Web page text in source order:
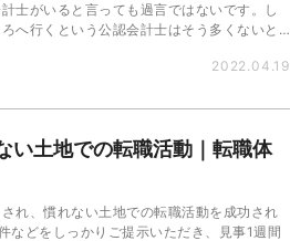
士がいると言っても過言ではないです。し
へ行くという公認会計士はそう多くないと
2022.04.19
い土地での転職活動｜転職体
れ、慣れない土地での転職活動を成功され
などをしっかりご提示いただき、見事1週間